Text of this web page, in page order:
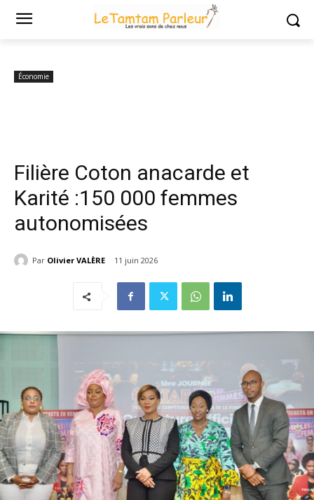
Accueil
Filière Coton anacarde et Karité :150 000 femmes
Économie
Filière Coton anacarde et
Karité :150 000 femmes
autonomisées
Par Olivier VALÈRE 11 juin 2026